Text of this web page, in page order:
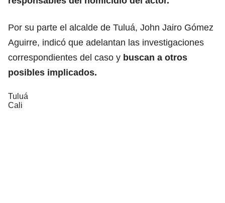
Por su parte el alcalde de Tuluá, John Jairo Gómez
Aguirre, indicó que adelantan las investigaciones
correspondientes del caso y buscan a otros
posibles implicados.
Tuluá
Cali